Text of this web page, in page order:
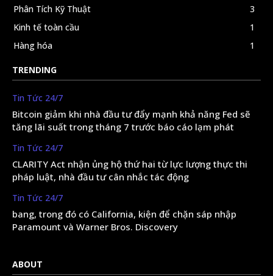
Phân Tích Kỹ Thuật
3
Kinh tế toàn cầu
1
Hàng hóa
1
TRENDING
Tin Tức 24/7
Bitcoin giảm khi nhà đầu tư đẩy mạnh khả năng Fed sẽ
tăng lãi suất trong tháng 7 trước báo cáo lạm phát
Tin Tức 24/7
CLARITY Act nhận ủng hộ thứ hai từ lực lượng thực thi
pháp luật, nhà đầu tư cân nhắc tác động
Tin Tức 24/7
bang, trong đó có California, kiện để chặn sáp nhập
Paramount và Warner Bros. Discovery
ABOUT